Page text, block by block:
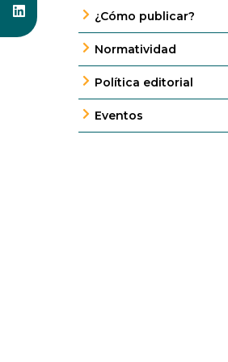
¿Cómo publicar?
Normatividad
Política editorial
Eventos